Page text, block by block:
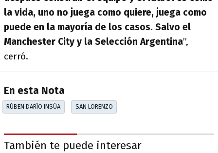
la vida, uno no juega como quiere, juega como
puede en la mayoría de los casos. Salvo el
Manchester City y la Selección Argentina”,
cerró.
En esta Nota
RÚBEN DARÍO INSÚA SAN LORENZO
También te puede interesar